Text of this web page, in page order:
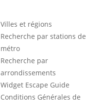
Villes et régions
Recherche par stations de
métro
Recherche par
arrondissements
Widget Escape Guide
Conditions Générales de